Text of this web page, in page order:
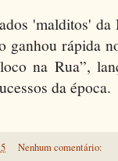
'malditos'
ganhou rápida
na Rua”,
da época.
Nenhum comentário: